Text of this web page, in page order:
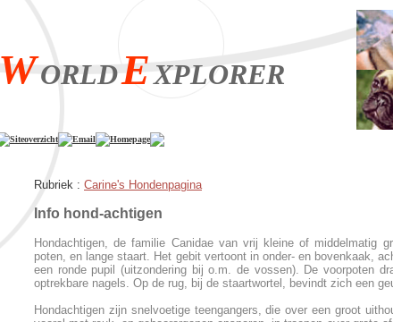
WORLDEXPLORER
Siteoverzicht Email Homepage
Rubriek : Carine's Hondenpagina
Info hond-achtigen
Hondachtigen, de familie Canidae van vrij kleine of middelmatig
poten, en lange staart. Het gebit vertoont in onder- en bovenkaak,
een ronde pupil (uitzondering bij o.m. de vossen). De voorpoten
optrekbare nagels. Op de rug, bij de staartwortel, bevindt zich een
Hondachtigen zijn snelvoetige teengangers, die over een groot